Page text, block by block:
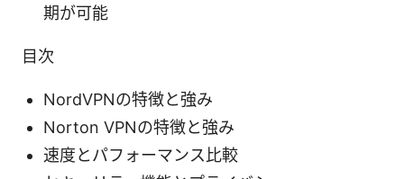
期が可能
目次
NordVPNの特徴と強み
Norton VPNの特徴と強み
速度とパフォーマンス比較